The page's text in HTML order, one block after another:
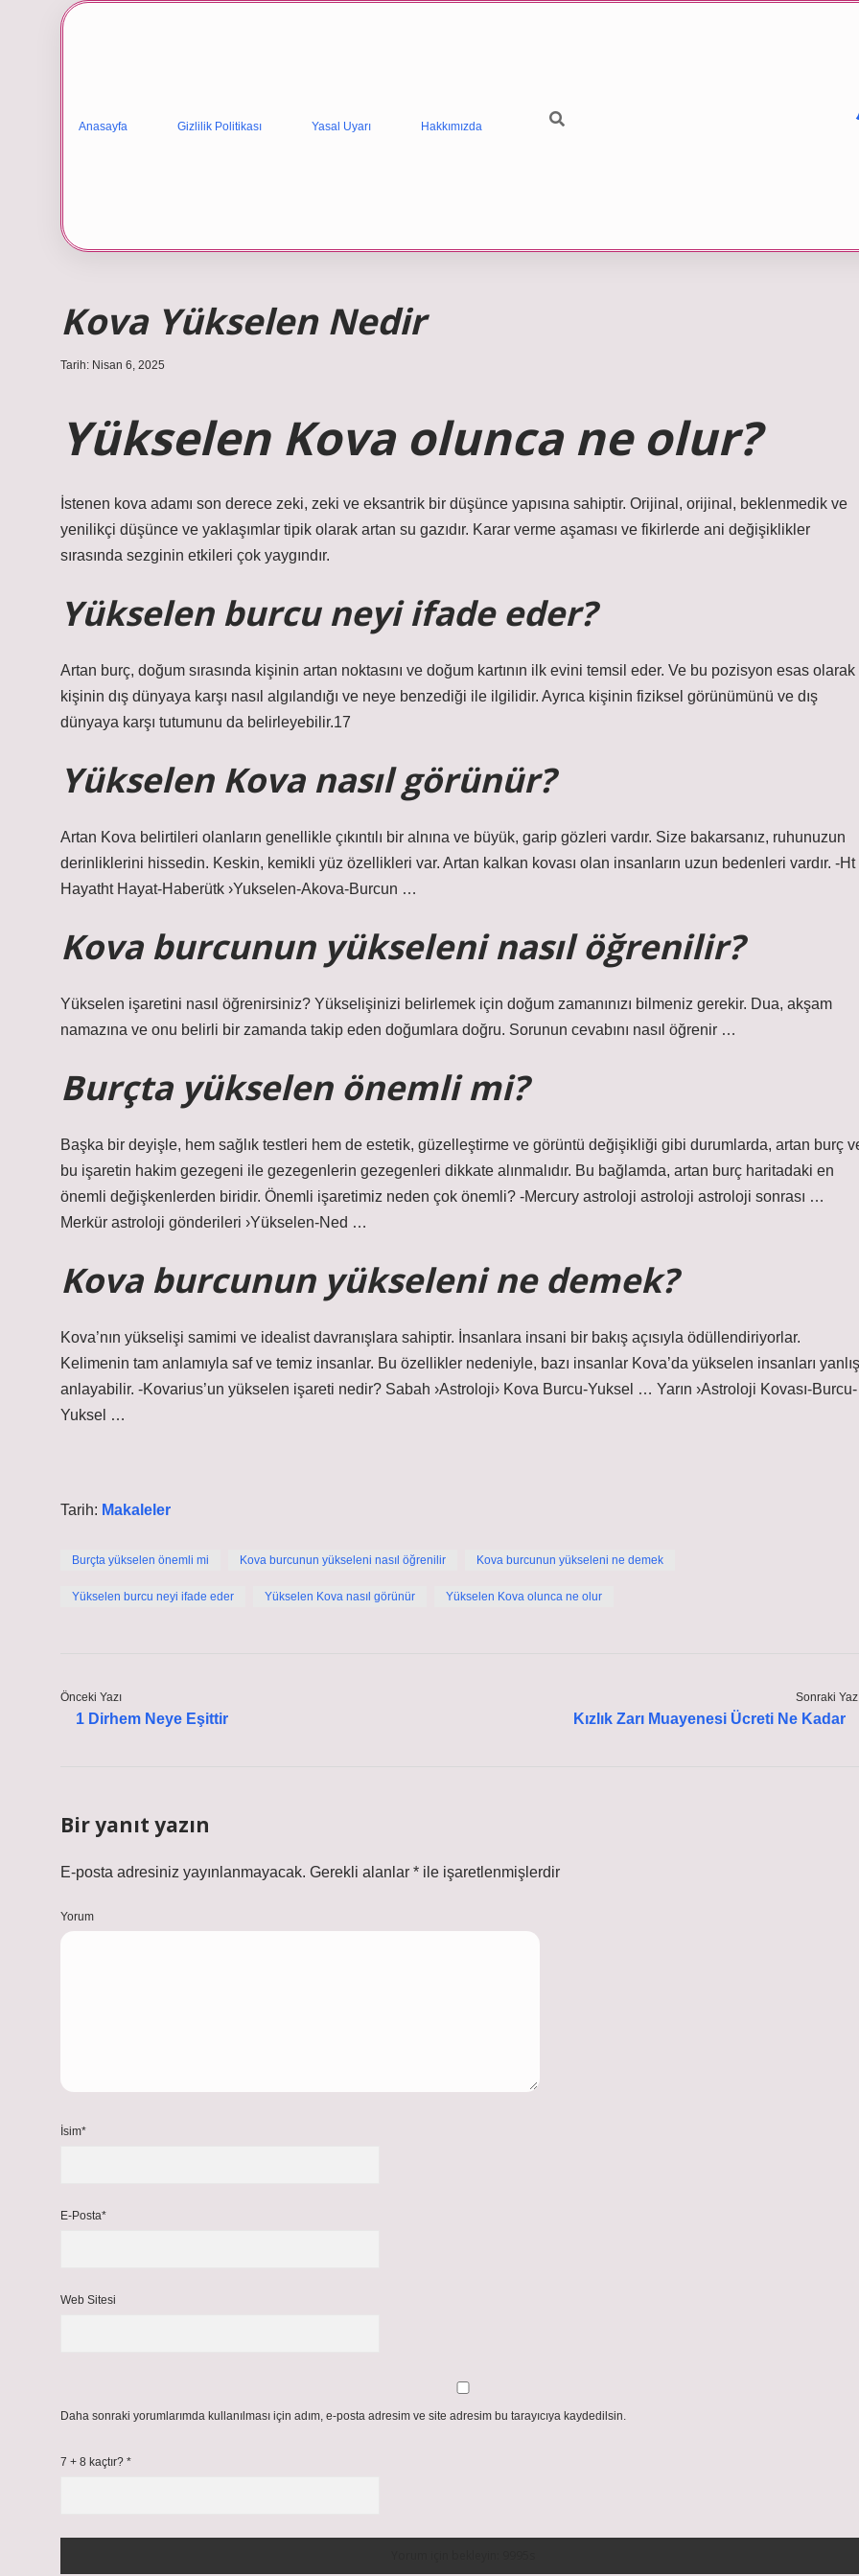
Anasayfa Gizlilik Politikası Yasal Uyarı Hakkımızda
Kova Yükselen Nedir
Tarih: Nisan 6, 2025
Yükselen Kova olunca ne olur?
İstenen kova adamı son derece zeki, zeki ve eksantrik bir düşünce yapısına sahiptir. Orijinal, orijinal, beklenmedik ve
yenilikçi düşünce ve yaklaşımlar tipik olarak artan su gazıdır. Karar verme aşaması ve fikirlerde ani değişiklikler
sırasında sezginin etkileri çok yaygındır.
Yükselen burcu neyi ifade eder?
Artan burç, doğum sırasında kişinin artan noktasını ve doğum kartının ilk evini temsil eder. Ve bu pozisyon esas olarak
kişinin dış dünyaya karşı nasıl algılandığı ve neye benzediği ile ilgilidir. Ayrıca kişinin fiziksel görünümünü ve dış
dünyaya karşı tutumunu da belirleyebilir.17
Yükselen Kova nasıl görünür?
Artan Kova belirtileri olanların genellikle çıkıntılı bir alnına ve büyük, garip gözleri vardır. Size bakarsanız, ruhunuzun
derinliklerini hissedin. Keskin, kemikli yüz özellikleri var. Artan kalkan kovası olan insanların uzun bedenleri vardır. -Ht
Hayatht Hayat-Haberütk ›Yukselen-Akova-Burcun …
Kova burcunun yükseleni nasıl öğrenilir?
Yükselen işaretini nasıl öğrenirsiniz? Yükselişinizi belirlemek için doğum zamanınızı bilmeniz gerekir. Dua, akşam
namazına ve onu belirli bir zamanda takip eden doğumlara doğru. Sorunun cevabını nasıl öğrenir …
Burçta yükselen önemli mi?
Başka bir deyişle, hem sağlık testleri hem de estetik, güzelleştirme ve görüntü değişikliği gibi durumlarda, artan burç
bu işaretin hakim gezegeni ile gezegenlerin gezegenleri dikkate alınmalıdır. Bu bağlamda, artan burç haritadaki en
önemli değişkenlerden biridir. Önemli işaretimiz neden çok önemli? -Mercury astroloji astroloji astroloji sonrası …
Merkür astroloji gönderileri ›Yükselen-Ned …
Kova burcunun yükseleni ne demek?
Kova’nın yükselişi samimi ve idealist davranışlara sahiptir. İnsanlara insani bir bakış açısıyla ödüllendiriyorlar.
Kelimenin tam anlamıyla saf ve temiz insanlar. Bu özellikler nedeniyle, bazı insanlar Kova’da yükselen insanları yanlış
anlayabilir. -Kovarius’un yükselen işareti nedir? Sabah ›Astroloji› Kova Burcu-Yuksel … Yarın ›Astroloji Kovası-Burcu-
Yuksel …
Tarih: Makaleler
Burçta yükselen önemli mi Kova burcunun yükseleni nasıl öğrenilir Kova burcunun yükseleni ne demek
Yükselen burcu neyi ifade eder Yükselen Kova nasıl görünür Yükselen Kova olunca ne olur
Önceki Yazı
1 Dirhem Neye Eşittir
Sonraki
Kızlık Zarı Muayenesi Ücreti Ne Kadar
Bir yanıt yazın
E-posta adresiniz yayınlanmayacak. Gerekli alanlar * ile işaretlenmişlerdir
Yorum
İsim*
E-Posta*
Web Sitesi
Daha sonraki yorumlarımda kullanılması için adım, e-posta adresim ve site adresim bu tarayıcıya kaydedilsin.
7 + 8 kaçtır? *